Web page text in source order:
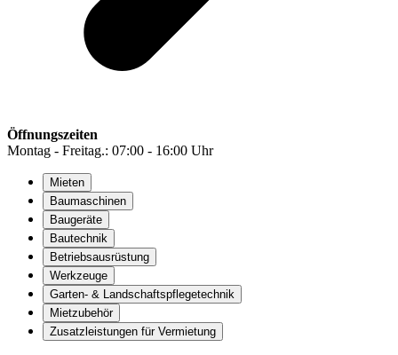
Öffnungszeiten
Montag - Freitag.: 07:00 - 16:00 Uhr
Mieten
Baumaschinen
Baugeräte
Bautechnik
Betriebsausrüstung
Werkzeuge
Garten- & Landschaftspflegetechnik
Mietzubehör
Zusatzleistungen für Vermietung